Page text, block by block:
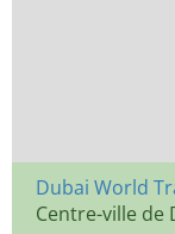
Dubai World
Centre-ville de